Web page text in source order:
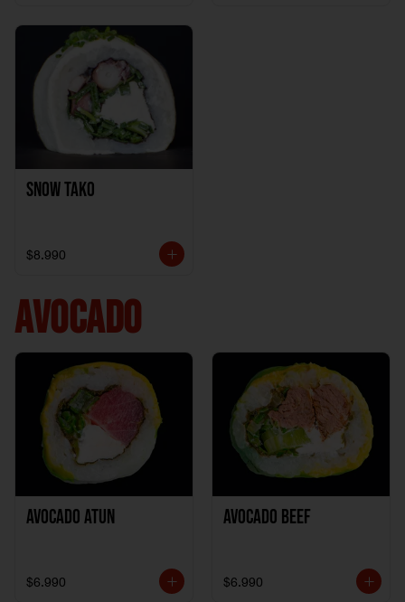
Snow Tako
$8.990
AVOCADO
Avocado Atun
$6.990
Avocado Beef
$6.990